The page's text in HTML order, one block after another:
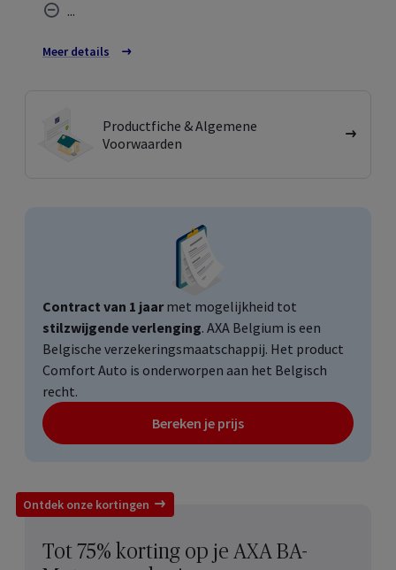
...
Meer details over de uitsluitingen
Productfiche & Algemene
Voorwaarden
Contract van 1 jaarmet mogelijkheid tot
stilzwijgende verlenging. AXA Belgium is een
Belgische verzekeringsmaatschappij. Het product
Comfort Auto is onderworpen aan het Belgisch
recht.
Bereken je prijs
Ontdek onze kortingen
Tot 75% korting op je AXA BA-